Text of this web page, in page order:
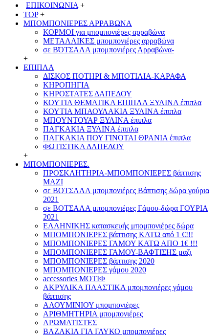
ΕΠΙΚΟΙΝΩΝΙΑ +
TOP +
ΜΠΟΜΠΟΝΙΕΡΕΣ ΑΡΡΑΒΩΝΑ
ΚΟΡΜΟΙ για μπομπονιέρες αρραβώνα
ΜΕΤΑΛΛΙΚΕΣ μπομπονιέρες αρραβώνα
σε ΒΌΤΣΑΛΑ μπομπονιέρες Αρραβώνα-
+
ΕΠΙΠΛΑ
ΔΙΣΚΟΣ ΠΟΤΗΡΙ & ΜΠΟΤΙΛΙΑ-ΚΑΡΑΦΑ
ΚΗΡΟΠΗΓΙΑ
ΚΗΡΟΣΤΑΤΕΣ ΔΑΠΕΔΟΥ
ΚΟΥΤΙΑ ΘΕΜΑΤΙΚΑ ΕΠΙΠΛΑ ΞΥΛΙΝΑ έπιπλα
ΚΟΥΤΙΑ ΜΠΑΟΥΛΑΚΙΑ ΞΥΛΙΝΑ έπιπλα
ΜΠΟΥΝΤΟΥΑΡ ΞΥΛΙΝΑ έπιπλα
ΠΑΓΚΑΚΙΑ ΞΥΛΙΝΑ έπιπλα
ΠΑΓΚΑΚΙΑ ΠΟΥ ΓΙΝΟΤΑΙ ΘΡΑΝΙΑ έπιπλα
ΦΩΤΙΣΤΙΚΑ ΔΑΠΕΔΟΥ
+
ΜΠΟΜΠΟΝΙΕΡΕΣ.
ΠΡΟΣΚΛΗΤΗΡΙΑ-ΜΠΟΜΠΟΝΙΕΡΕΣ βάπτισης
ΜΑΖΙ
σε ΒΟΤΣΑΛΑ μπομπονιέρες Βάπτισης δώρα γούρια
2021
σε ΒΟΤΣΑΛΑ μπομπονιέρες Γάμου-δώρα ΓΟΥΡΙΑ
2021
ΕΛΛΗΝΙΚΗΣ κατασκευής μπομπονιέρες δώρα
ΜΠΟΜΠΟΝΙΕΡΕΣ βάπτισης ΚΑΤΩ από 1 €!!!
ΜΠΟΜΠΟΝΙΕΡΕΣ ΓΑΜΟΥ ΚΑΤΩ ΑΠΟ 1€ !!!
ΜΠΟΜΠΟΝΙΕΡΕΣ ΓΑΜΟΥ-ΒΑΦΤΙΣΗΣ μαζι
ΜΠΟΜΠΟΝΙΕΡΕΣ βάπτισης 2020
ΜΠΟΜΠΟΝΙΕΡΕΣ γάμου 2020
accessories ΜΟΤΙΦ
ΑΚΡΥΛΙΚΑ ΠΛΑΣΤΙΚΑ μπομπονιέρες γάμου
βάπτισης
ΑΛΟΥΜΙΝΙΟΥ μπομπονιέρες
ΑΡΙΘΜΗΤΗΡΙΑ μπομπονιέρες
ΑΡΩΜΑΤΙΣΤΕΣ
ΒΑΖΑΚΙΑ ΓΙΑ ΓΛΥΚΟ μπομπονιέρες